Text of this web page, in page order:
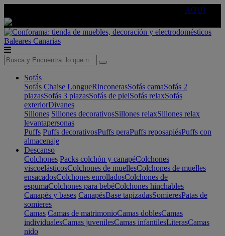
AQUÍ
Baleares Canarias
Sofás
Sofás Chaise LongueRinconerasSofás camaSofás 2
plazasSofás 3 plazasSofás de pielSofás relaxSofás
exteriorDivanes
Sillones Sillones decorativosSillones relaxSillones relax
levantapersonas
Puffs Puffs decorativosPuffs peraPuffs reposapiésPuffs con
almacenaje
Descanso
Colchones Packs colchón y canapéColchones
viscoelásticosColchones de muellesColchones de muelles
ensacadosColchones enrolladosColchones de
espumaColchones para bebéColchones hinchables
Canapés y bases CanapésBase tapizadasSomieresPatas de
somieres
Camas Camas de matrimonioCamas doblesCamas
individualesCamas juvenilesCamas infantilesLiterasCamas
nido